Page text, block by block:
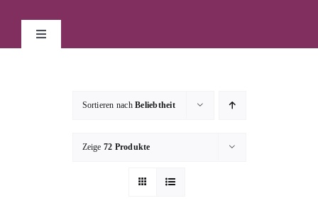
Toggle
Sortieren nachBeliebtheit
Zeige 72 Produkte